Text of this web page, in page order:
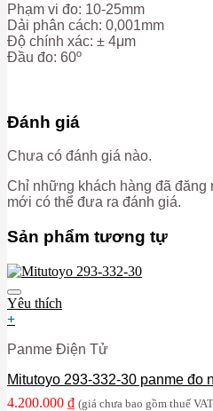
Phạm vi đo: 10-25mm
Dải phân cách: 0,001mm
Độ chính xác: ± 4μm
Đầu đo: 60º
Đánh giá
Chưa có đánh giá nào.
Chỉ những khách hàng đã đăng
mới có thể đưa ra đánh giá.
Sản phẩm tương tự
Yêu thích
+
Panme Điện Tử
Mitutoyo 293-332-30 panme đo
4.200.000 ₫ (giá chưa bao gồm thuế